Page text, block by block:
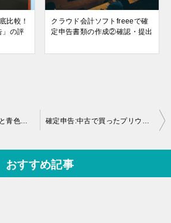
比較！
」の評
クラウド会計ソフトfreeeで確
定申告書類の作成②確認・提出
個人事業の開業届出書と青色申告承認申請書。書き方と提出期限を確認！ 確定申告:中古で買ったプリウス(普通自動車)の減価償却費と仕訳を公開
おすすめ記事